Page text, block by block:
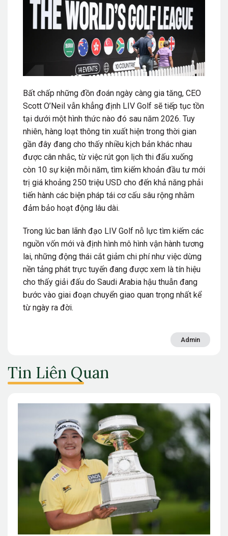
Bất chấp những đồn đoán ngày càng gia tăng, CEO
Scott O’Neil vẫn khẳng định LIV Golf sẽ tiếp tục tồn
tại dưới một hình thức nào đó sau năm 2026. Tuy
nhiên, hàng loạt thông tin xuất hiện trong thời gian
gần đây đang cho thấy nhiều kịch bản khác nhau
được cân nhắc, từ việc rút gọn lịch thi đấu xuống
còn 10 sự kiện mỗi năm, tìm kiếm khoản đầu tư mới
trị giá khoảng 250 triệu USD cho đến khả năng phải
tiến hành các biện pháp tái cơ cấu sâu rộng nhằm
đảm bảo hoạt động lâu dài.
Trong lúc ban lãnh đạo LIV Golf nỗ lực tìm kiếm các
nguồn vốn mới và định hình mô hình vận hành tương
lai, những động thái cắt giảm chi phí như việc dừng
nền tảng phát trực tuyến đang được xem là tín hiệu
cho thấy giải đấu do Saudi Arabia hậu thuẫn đang
bước vào giai đoạn chuyển giao quan trọng nhất kể
từ ngày ra đời.
Admin
Tin Liên Quan